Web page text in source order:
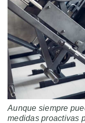
Aunque siempre
medidas proactivas